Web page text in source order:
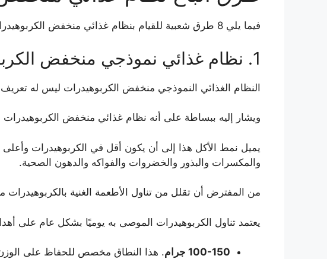
فيما يلي 8 طرق شعبية للقيام بنظام غذائي منخفض الكربوهيدرات.
1. نظام غذائي نموذجي منخفض الكربوهيدرات
النظام الغذائي النموذجي منخفض الكربوهيدرات ليس له
ويشار إليه ببساطة على أنه نظام غذائي منخفض الكربوهيدرات
يميل نمط الأكل هذا إلى أن يكون أقل في الكربوهيدرات وأعلى
والمكسرات والبذور والخضروات والفواكه والدهون الصحية.
من المفترض أن تقلل من تناول الأطعمة الغنية
يعتمد تناول الكربوهيدرات الموصى به يوميًا بشكل عام على
100-150 جرام
. هذا النطاق مخصص للحفاظ على الوزن